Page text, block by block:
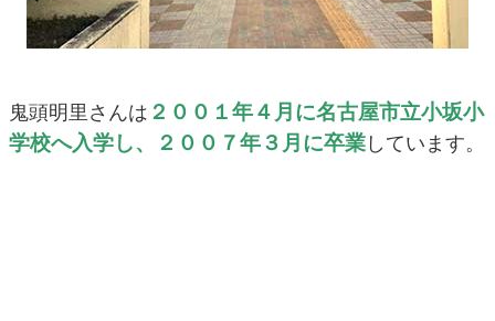
鬼頭明里さんは ２００１年４月に名古屋市立小坂小
学校へ入学し、２００７年３月に卒業 しています。